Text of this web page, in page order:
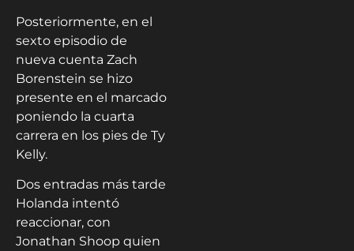
Posteriormente, en el
sexto episodio de
nueva cuenta Zach
Borenstein se hizo
presente en el marcado
poniendo la cuarta
carrera en los pies de Ty
Kelly.
Dos entradas más tarde
Holanda intentó
reaccionar, con
Jonathan Shoop quien